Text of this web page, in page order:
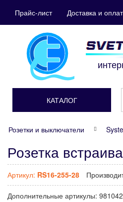
Прайс-лист Доставка и
КАТАЛОГ
Розетки и выключатели
Розетка
Артикул: RS16-255-28
Дополнительные артикулы: